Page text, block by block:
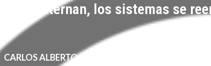
se alternan, los sistemas se
CARLOS ALBERTO MONTANER